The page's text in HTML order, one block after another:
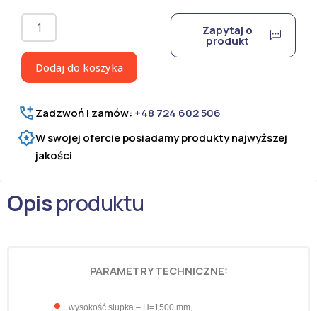
ilość
Słupek
do
paneli
i
malowany
proszkowo
H=1500
mm
Dodaj do koszyka
Zapytaj o
produkt
Zadzwoń i zamów: +48 724 602 506
W swojej ofercie posiadamy produkty najwyższej
jakości
Opisproduktu
PARAMETRY TECHNICZNE:
wysokość słupka – H=1500 mm,